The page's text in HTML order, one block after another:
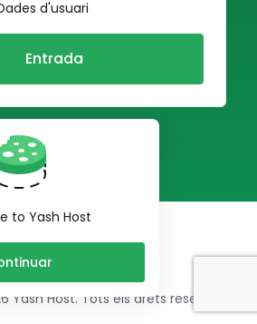
d'usuari
Entrada
Host. Tots els drets reservats.
to Yash Host